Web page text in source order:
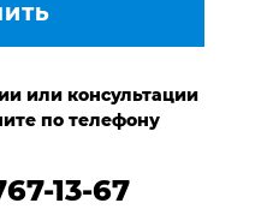
или консультации
по телефону
13-67